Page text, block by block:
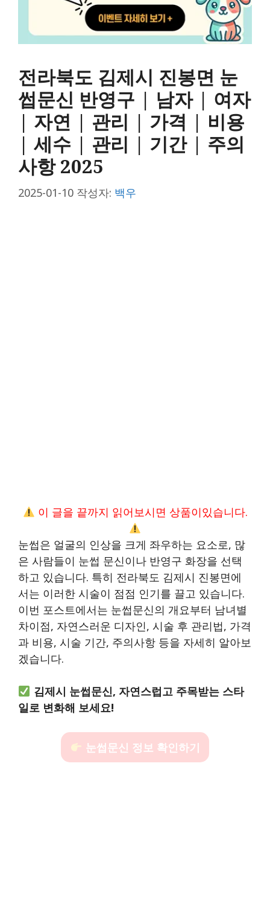
전라북도 김제시 진봉면 눈
썹문신 반영구 | 남자 | 여자
| 자연 | 관리 | 가격 | 비용
| 세수 | 관리 | 기간 | 주의
사항 2025
2025-01-10 작성자: 백우
이 글을 끝까지 읽어보시면 상품이있습니다.
눈썹은 얼굴의 인상을 크게 좌우하는 요소로, 많
은 사람들이 눈썹 문신이나 반영구 화장을 선택
하고 있습니다. 특히 전라북도 김제시 진봉면에
서는 이러한 시술이 점점 인기를 끌고 있습니다.
이번 포스트에서는 눈썹문신의 개요부터 남녀별
차이점, 자연스러운 디자인, 시술 후 관리법, 가격
과 비용, 시술 기간, 주의사항 등을 자세히 알아보
겠습니다.
김제시 눈썹문신, 자연스럽고 주목받는 스타
일로 변화해 보세요!
눈썹문신 정보 확인하기